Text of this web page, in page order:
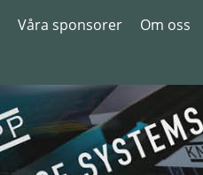
Våra sponsorer Om oss